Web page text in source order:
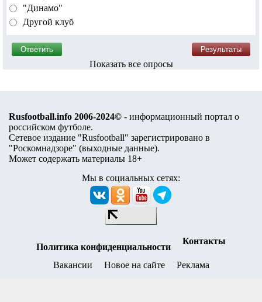
"Динамо"
Другой клуб
Показать все опросы
Rusfootball.info 2006-2024© - информационный портал о
российском футболе.
Сетевое издание "Rusfootball" зарегистрировано в
"Роскомнадзоре" (выходные данные).
Может содержать материалы 18+
Мы в социальных сетях:
Политика конфиденциальности
Контакты
Вакансии Новое на сайте Реклама